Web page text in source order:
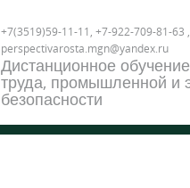
+7(3519)59-11-11, +7-922-709-81-63 ,
perspectivarosta.mgn@yandex.ru
Дистанционное
труда, промышленной и
безопасности